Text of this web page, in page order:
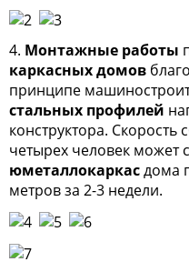
4. Монтажные работы
каркасных домов
принципе
стальных профилей
конструктора.
четырех человек может
юметаллокаркасдома
метров за 2-3 недели.